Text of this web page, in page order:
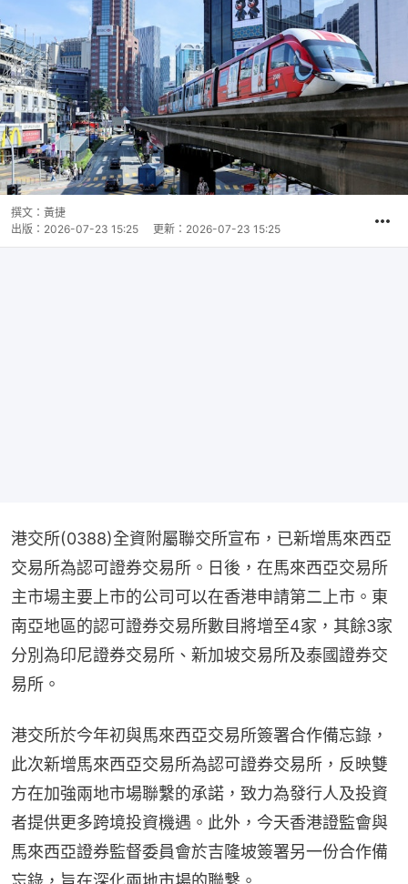
撰文： 黃捷
出版： 2026-07-23 15:25 更新： 2026-07-23 15:25
港交所(0388)全資附屬聯交所宣布，已新增馬來西亞
交易所為認可證券交易所。日後，在馬來西亞交易所
主市場主要上市的公司可以在香港申請第二上市。東
南亞地區的認可證券交易所數目將增至4家，其餘3家
分別為印尼證券交易所、新加坡交易所及泰國證券交
易所。
港交所於今年初與馬來西亞交易所簽署合作備忘錄，
此次新增馬來西亞交易所為認可證券交易所，反映雙
方在加強兩地市場聯繫的承諾，致力為發行人及投資
者提供更多跨境投資機遇。此外，今天香港證監會與
馬來西亞證券監督委員會於吉隆坡簽署另一份合作備